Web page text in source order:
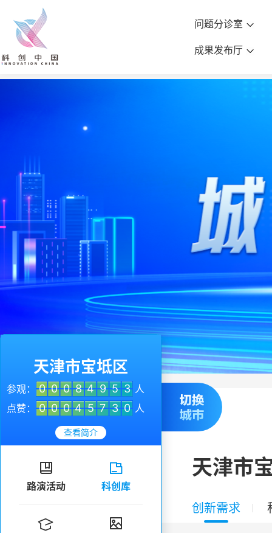
问题分诊室
成果发布厅
天津市
创新需求
天津市宝坻区
参观： 0 0 0 8 4 9 5 3 人
点赞：
0 0 0 4 5 7 3 0 人
查看简介

路演活动

科创库
 